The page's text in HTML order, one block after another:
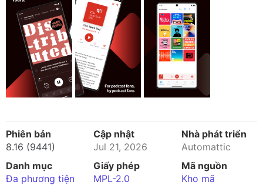
Phiên bản
8.16 (9441)
Cập nhật
Jul 21, 2026
Nhà phát triển
Automattic
Danh mục
Đa phương tiện
Giấy phép
MPL-2.0
Mã nguồn
Kho mã